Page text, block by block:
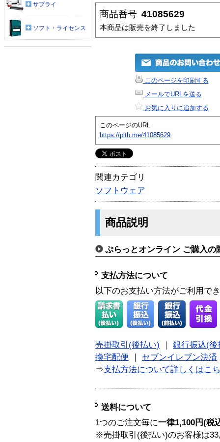
商品番号 41085629
本商品は販売を終了しました
このページを印刷する
メールでURLを送る
お気に入りに追加する
このページのURL
https://plth.me/41085629
関連カテゴリ
ソフトウェア
商品説明
ぷらっとオンライン ご購入の
支払方法について
以下のお支払い方法がご利用で
売掛取引(後払い)
銀行振込(後
換宅配便
セブンイレブン決済
⇒支払方法について詳しくはこ
送料について
1つのご注文毎に一律1,100円(税
※売掛取引(後払い)のお客様は
サプライ
ソフト・ライセンス